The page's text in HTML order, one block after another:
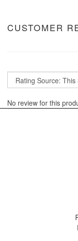
CUSTOMER
No review for this